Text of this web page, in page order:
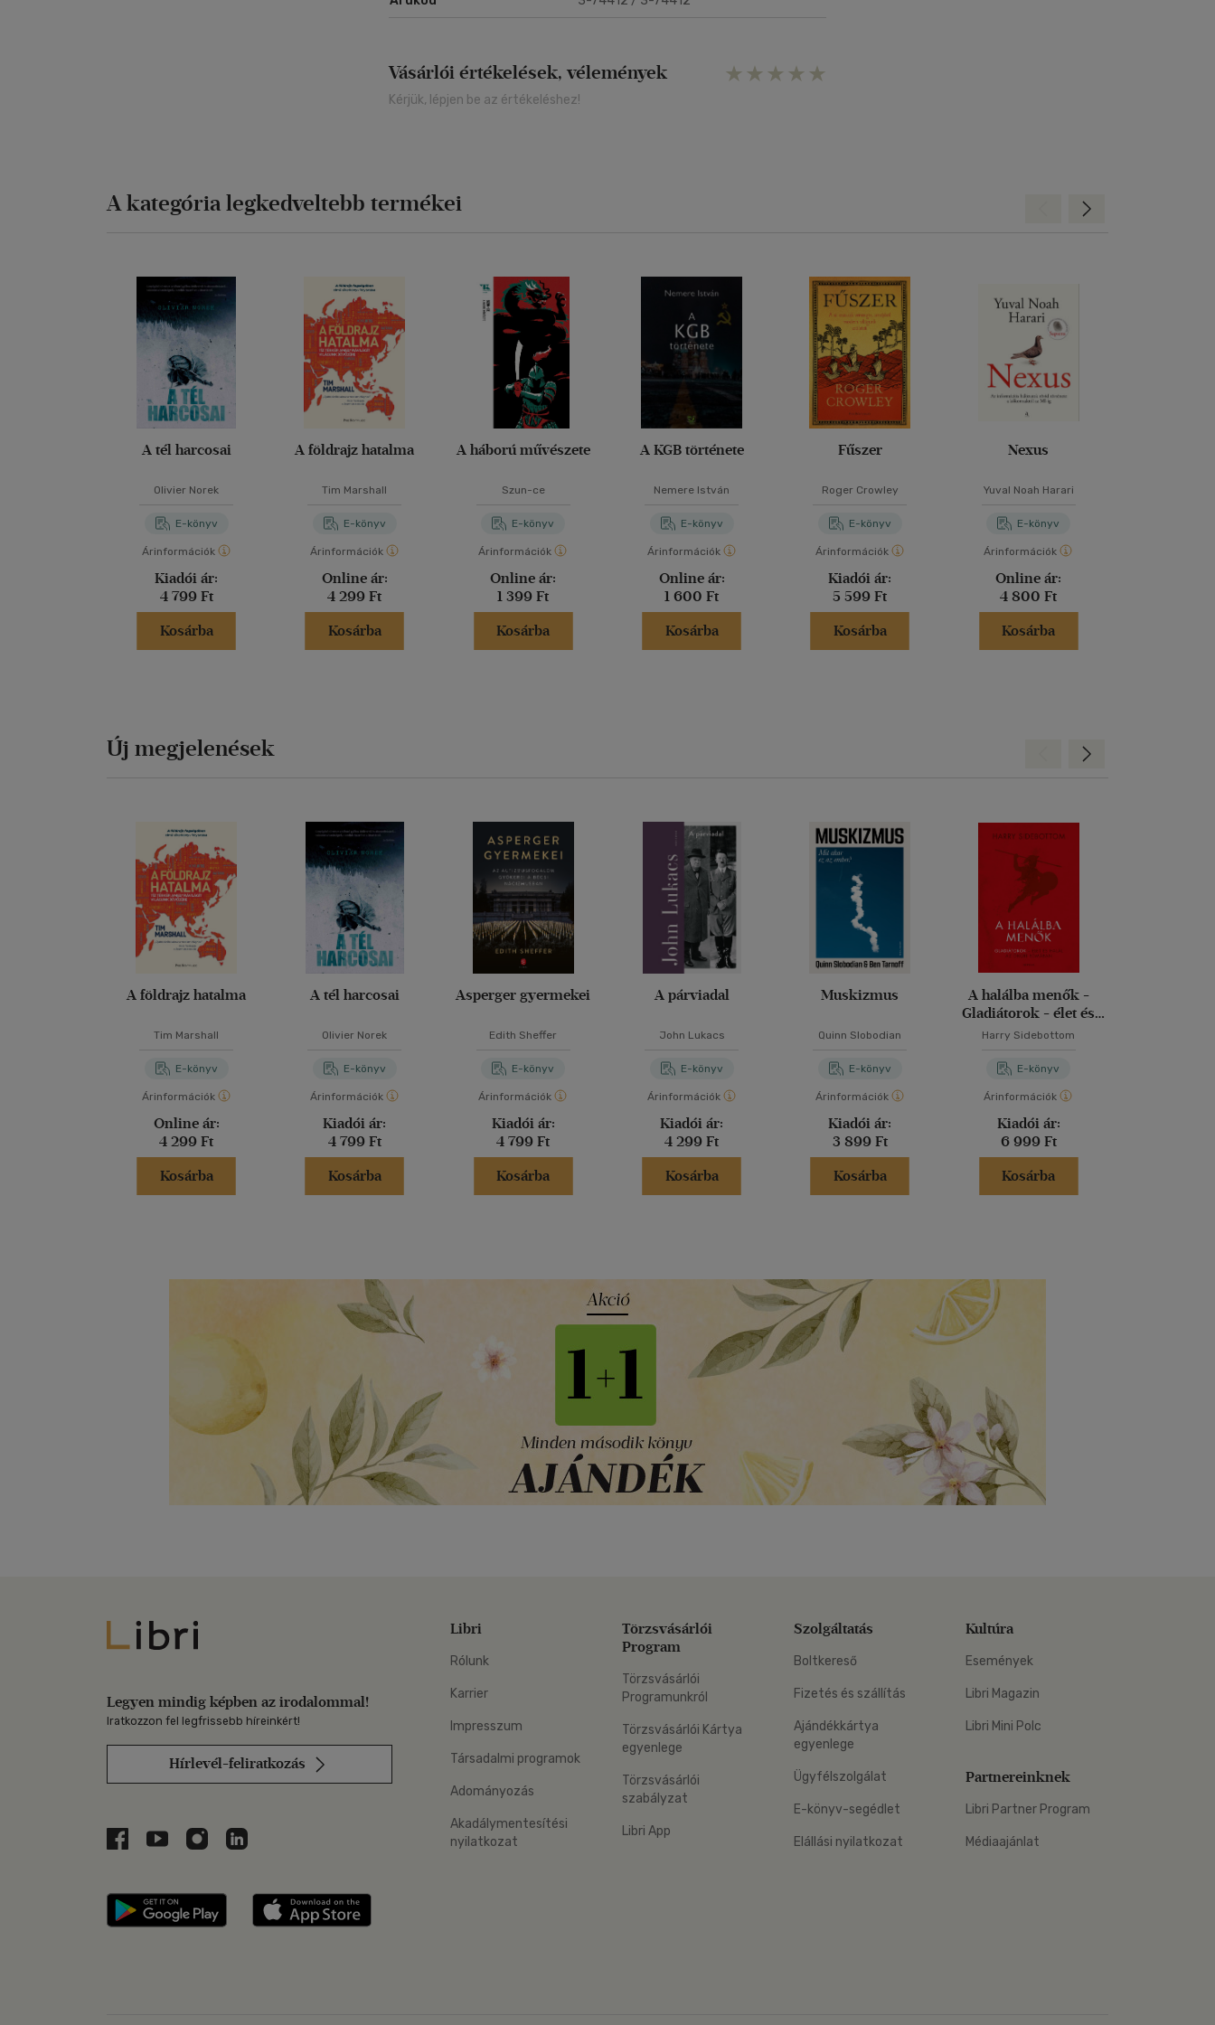
Vásárlói értékelések, vélemények
Kérjük, lépjen be az értékeléshez!
A kategória legkedveltebb termékei
A tél harcosai
Olivier Norek
E-könyv
Árinformációk
Kiadói ár:
4 799 Ft
Kosárba
A földrajz hatalma
Tim Marshall
E-könyv
Árinformációk
Online ár:
4 299 Ft
Kosárba
A háború művészete
Szun-ce
E-könyv
Árinformációk
Online ár:
1 399 Ft
Kosárba
A KGB története
Nemere István
E-könyv
Árinformációk
Online ár:
1 600 Ft
Kosárba
Fűszer
Roger Crowley
E-könyv
Árinformációk
Kiadói ár:
5 599 Ft
Kosárba
Nexus
Yuval Noah Harari
E-könyv
Árinformációk
Online ár:
4 800 Ft
Kosárba
Előre
Új megjelenések
A földrajz hatalma
Tim Marshall
E-könyv
Árinformációk
Online ár:
4 299 Ft
Kosárba
A tél harcosai
Olivier Norek
E-könyv
Árinformációk
Kiadói ár:
4 799 Ft
Kosárba
Asperger gyermekei
Edith Sheffer
E-könyv
Árinformációk
Kiadói ár:
4 799 Ft
Kosárba
A párviadal
John Lukacs
E-könyv
Árinformációk
Kiadói ár:
4 299 Ft
Kosárba
Muskizmus
Quinn Slobodian
E-könyv
Árinformációk
Kiadói ár:
3 899 Ft
Kosárba
A halálba menők -
Gladiátorok - élet és
halál az ókori Rómában
Harry Sidebottom
E-könyv
Árinformációk
Kiadói ár:
6 999 Ft
Kosárba
Előre
Libri
Legyen mindig képben az irodalommal!
Iratkozzon fel legfrissebb híreinkért!
Hírlevél-feliratkozás
Libri a Facebookon
Libri a Youtube-on
Libri az Instagramon
Libri a LinkedInen
Libri applikáció Szerezd meg: Google Play
Libri
Rólunk
Karrier
Impresszum
Társadalmi programok
Adományozás
Akadálymentesítési
nyilatkozat
Törzsvásárlói
Program
Törzsvásárlói
Programunkról
Törzsvásárlói Kártya
egyenlege
Törzsvásárlói
szabályzat
Libri App
Szolgáltatás
Boltkereső
Fizetés és szállítás
Ajándékkártya
egyenlege
Ügyfélszolgálat
E-könyv-segédlet
Elállási nyilatkozat
Kultúra
Események
Libri Magazin
Libri Mini Polc
Partnereinknek
Libri Partner Program
Médiaajánlat